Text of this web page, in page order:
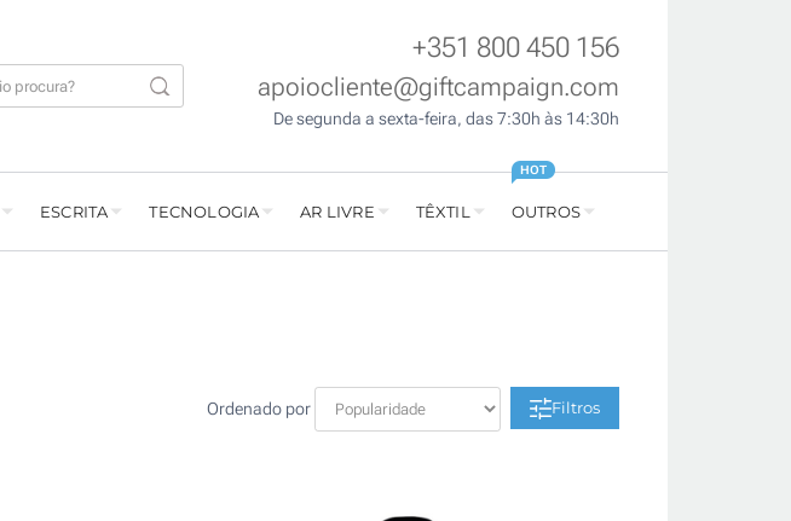
+351 800 450 156
apoiocliente@giftcampaign.com
De segunda a sexta-feira, das 7:30h às 14:30h
ESCRITA TECNOLOGIA AR LIVRE TÊXTIL OUTROS
HOT
Ordenado por Filtros